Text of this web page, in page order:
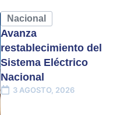
Nacional
Avanza
restablecimiento del
Sistema Eléctrico
Nacional
3 AGOSTO, 2026